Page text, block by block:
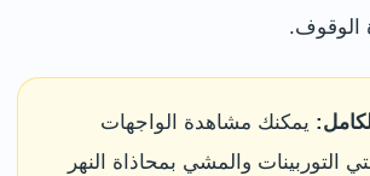
الوقوف.
يمكنك مشاهدة الواجهات
التوربينات والمشي بمحاذاة النهر